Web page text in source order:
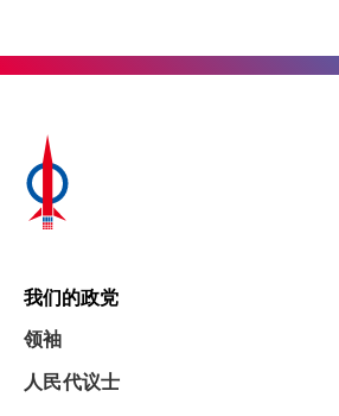
我们的政党
领袖
人民代议士